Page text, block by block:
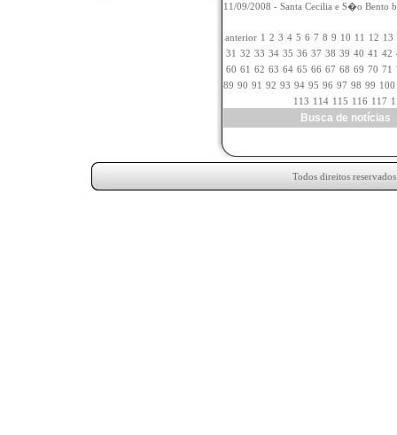
11/09/2008 - Santa Cecilia e S�o Bento
anterior 1 2 3 4 5 6 7 8 9 10 11 12 13
31 32 33 34 35 36 37 38 39 40 41 42
60 61 62 63 64 65 66 67 68 69 70 71
89 90 91 92 93 94 95 96 97 98 99 100
113 114 115 116 117
Busca de
Todos direitos